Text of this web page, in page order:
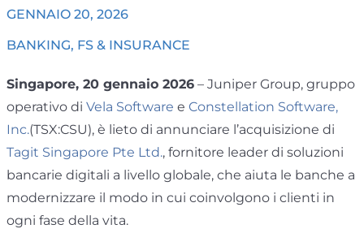
GENNAIO 20, 2026
BANKING, FS & INSURANCE
Singapore, 20 gennaio 2026 – Juniper Group, gruppo
operativo di Vela Software e Constellation Software,
Inc.(TSX:CSU), è lieto di annunciare l’acquisizione di
Tagit Singapore Pte Ltd., fornitore leader di soluzioni
bancarie digitali a livello globale, che aiuta le banche a
modernizzare il modo in cui coinvolgono i clienti in
ogni fase della vita.